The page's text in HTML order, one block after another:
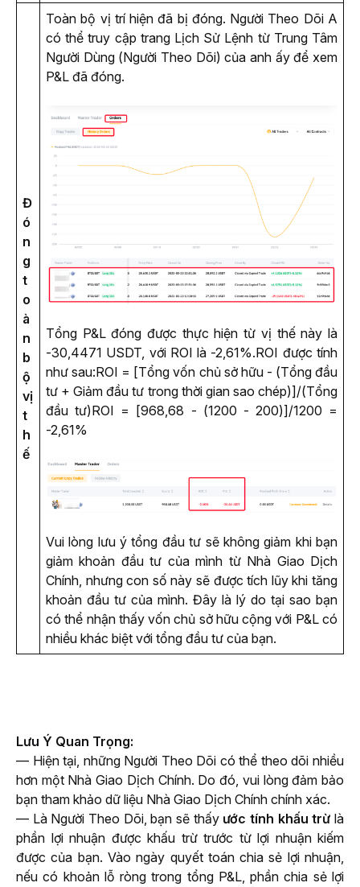
Đ
ó
n
g
t
o
à
n
b
ộ
vị
t
h
ế
Toàn bộ vị trí hiện đã bị đóng. Người Theo Dõi A
có thể truy cập trang Lịch Sử Lệnh từ Trung Tâm
Người Dùng (Người Theo Dõi) của anh ấy để xem
P&L đã đóng.
Tổng P&L đóng được thực hiện từ vị thế này là
-30,4471 USDT, với ROI là -2,61%.ROI được tính
như sau:ROI = [Tổng vốn chủ sở hữu - (Tổng đầu
tư + Giảm đầu tư trong thời gian sao chép)]/(Tổng
đầu tư)ROI = [968,68 - (1200 - 200)]/1200 =
-2,61%
Vui lòng lưu ý tổng đầu tư sẽ không giảm khi bạn
giảm khoản đầu tư của mình từ Nhà Giao Dịch
Chính, nhưng con số này sẽ được tích lũy khi tăng
khoản đầu tư của mình. Đây là lý do tại sao bạn
có thể nhận thấy vốn chủ sở hữu cộng với P&L có
nhiều khác biệt với tổng đầu tư của bạn.
Lưu Ý Quan Trọng:
— Hiện tại, những Người Theo Dõi có thể theo dõi nhiều
hơn một Nhà Giao Dịch Chính. Do đó, vui lòng đảm bảo
bạn tham khảo dữ liệu Nhà Giao Dịch Chính chính xác.
— Là Người Theo Dõi, bạn sẽ thấy ước tính khấu trừ là
phần lợi nhuận được khấu trừ trước từ lợi nhuận kiếm
được của bạn. Vào ngày quyết toán chia sẻ lợi nhuận,
nếu có khoản lỗ ròng trong tổng P&L, phần chia sẻ lợi